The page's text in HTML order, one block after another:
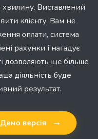
Виставлений
клієнту. Вам не
оплати, система
рахунки і нагадує
дозволяють ще більше
діяльність буде
результат.
Демо версія →